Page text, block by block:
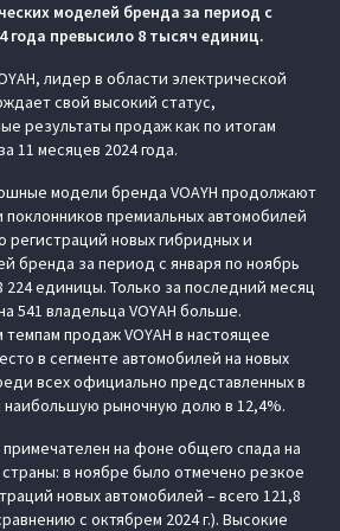
моделей бренда за период с
года превысило 8 тысяч единиц.
лидер в области электрической
свой высокий статус,
результаты продаж как по итогам
11 месяцев 2024 года.
модели бренда VOAYH продолжают
поклонников премиальных автомобилей
новых гибридных и
бренда за период с января по ноябрь
224 единицы. Только за последний месяц
541 владельца VOYAH больше.
продаж VOYAH в настоящее
в сегменте автомобилей на новых
всех официально представленных в
рыночную долю в 12,4%.
примечателен на фоне общего спада на
в ноябре было отмечено резкое
новых автомобилей – всего 121,8
с октябрем 2024 г.). Высокие